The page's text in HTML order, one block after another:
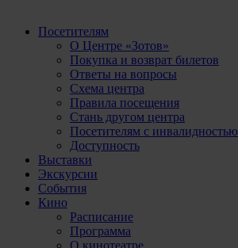
Посетителям
О Центре «Зотов»
Покупка и возврат билетов
Ответы на вопросы
Схема центра
Правила посещения
Стань другом центра
Посетителям с инвалидностью
Доступность
Выставки
Экскурсии
События
Кино
Расписание
Программа
О кинотеатре